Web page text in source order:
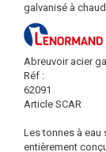
galvanisé à
Abreuvoir acier
Réf :
62091
Article SCAR
Les tonnes à eau
entièrement